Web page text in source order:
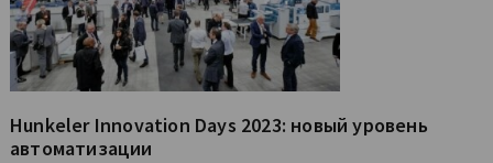
Hunkeler Innovation Days 2023: новый уровень
автоматизации